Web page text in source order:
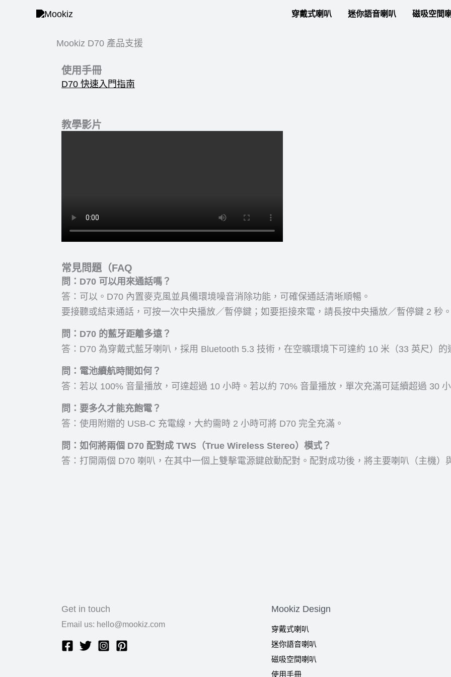
穿戴式喇叭 迷你語音喇叭 磁吸空間
Mookiz D70 產品支援
使用手冊
D70 快速入門指南
教學影片
常見問題（FAQ
問：D70 可以用來通話嗎？
答：可以。D70 內置麥克風並具備環境噪音消除功能，可確保通話清晰順暢。
要接聽或結束通話，可按一次中央播放／暫停鍵；如要拒接來電，請長按中央播放／暫停鍵 2 秒。
問：D70 的藍牙距離多遠？
答：D70 為穿戴式藍牙喇叭，採用 Bluetooth 5.3 技術，在空曠環境下可達約 10 米（33 英尺）的
問：電池續航時間如何？
答：若以 100% 音量播放，可達超過 10 小時。若以約 70% 音量播放，單次充滿可延續超過 30 小
問：要多久才能充飽電？
答：使用附贈的 USB-C 充電線，大約需時 2 小時可將 D70 完全充滿。
問：如何將兩個 D70 配對成 TWS（True Wireless Stereo）模式？
答：打開兩個 D70 喇叭，在其中一個上雙擊電源鍵啟動配對。配對成功後，將主要喇叭（主機）
Get in touch
Email us: hello@mookiz.com
Mookiz Design
穿戴式喇叭
迷你語音喇叭
磁吸空間喇叭
使用手冊